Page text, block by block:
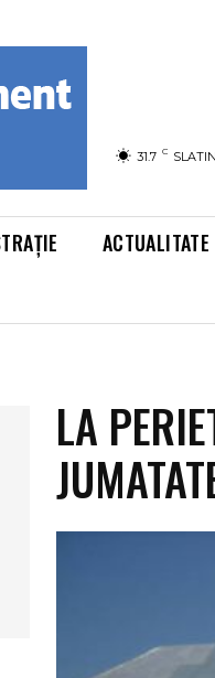
31.7 C
ACTUALITATE
LA